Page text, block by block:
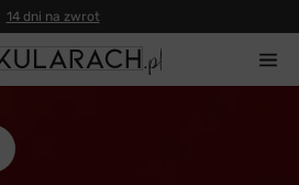
14 dni na zwrot